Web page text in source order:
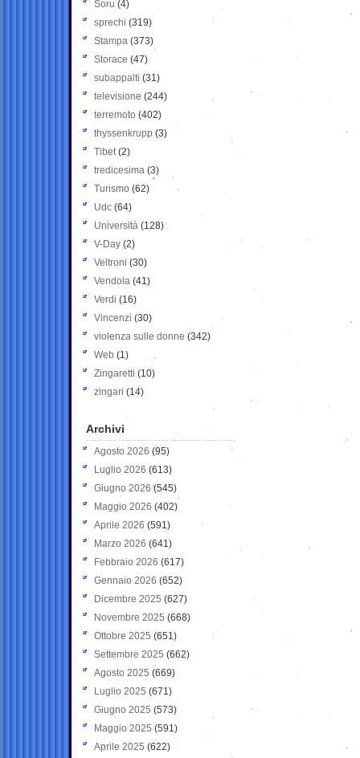
Soru (4)
sprechi (319)
Stampa (373)
Storace (47)
subappalti (31)
televisione(244)
terremoto (402)
thyssenkrupp (3)
Tibet(2)
tredicesima (3)
Turismo (62)
Udc (64)
Università (128)
V-Day (2)
Veltroni (30)
Vendola (41)
Verdi (16)
Vincenzi (30)
violenza sulle donne (342)
Web (1)
Zingaretti (10)
zingari (14)
Archivi
Agosto 2026 (95)
Luglio 2026 (613)
Giugno 2026 (545)
Maggio 2026 (402)
Aprile 2026 (591)
Marzo 2026 (641)
Febbraio 2026 (617)
Gennaio 2026 (652)
Dicembre 2025 (627)
Novembre 2025 (668)
Ottobre 2025 (651)
Settembre 2025 (662)
Agosto 2025 (669)
Luglio 2025 (671)
Giugno 2025 (573)
Maggio 2025 (591)
Aprile 2025 (622)